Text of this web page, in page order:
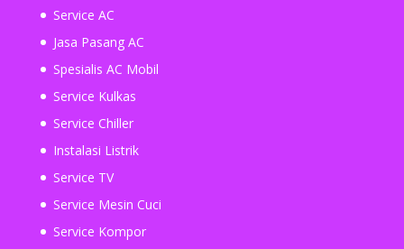
Service AC
Jasa Pasang AC
Spesialis AC Mobil
Service Kulkas
Service Chiller
Instalasi Listrik
Service TV
Service Mesin Cuci
Service Kompor